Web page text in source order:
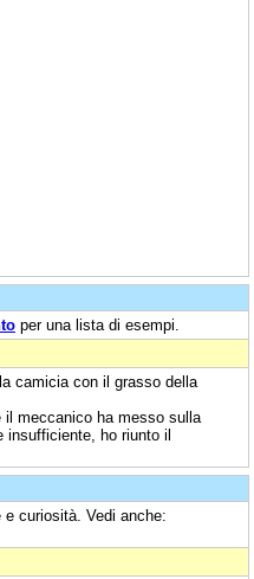
per una lista di esempi.
camicia con il grasso della
il meccanico ha messo sulla
insufficiente, ho riunto il
curiosità. Vedi anche: